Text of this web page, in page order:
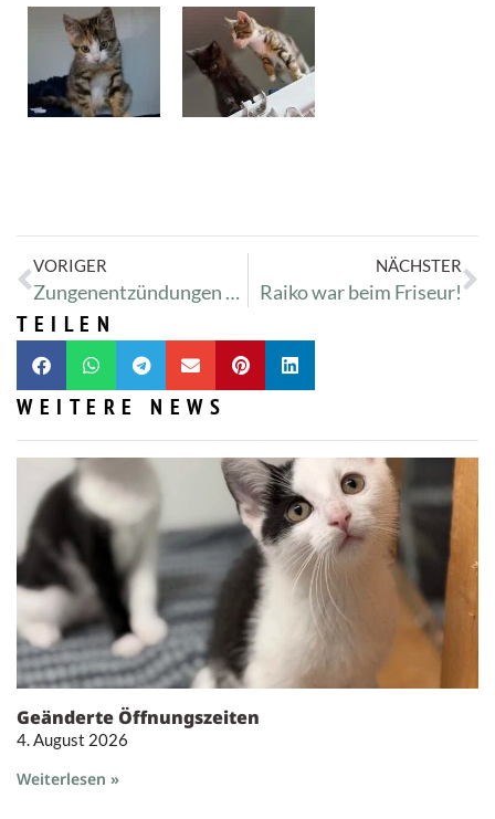
VORIGER
Zungenentzündungen gehen um
NÄCHSTER
Raiko war beim Friseur!
TEILEN
WEITERE NEWS
Geänderte Öffnungszeiten
4. August 2026
Weiterlesen »